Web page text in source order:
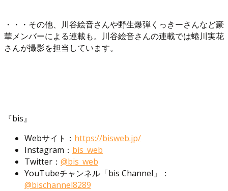
・・・その他、川谷絵音さんや野生爆弾くっきーさんなど豪
華メンバーによる連載も。川谷絵音さんの連載では蜷川実花
さんが撮影を担当しています。
『bis』
Webサイト： https://bisweb.jp/
Instagram： bis_web
Twitter： @bis_web
YouTubeチャンネル「bis Channel」：
@bischannel8289